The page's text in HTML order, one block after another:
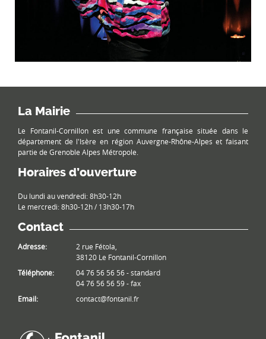
La Mairie
Le Fontanil-Cornillon est une commune française située dans le
département de l'Isère en région Auvergne-Rhône-Alpes et faisant
partie de Grenoble Alpes Métropole.
Horaires d’ouverture
Du lundi au vendredi: 8h30-12h
Le mercredi: 8h30-12h / 13h30-17h
Contact
Adresse:
2 rue Fétola,
38120 Le Fontanil-Cornillon
Téléphone:
04 76 56 56 56 - standard
04 76 56 56 59 - fax
Email:
contact@fontanil.fr